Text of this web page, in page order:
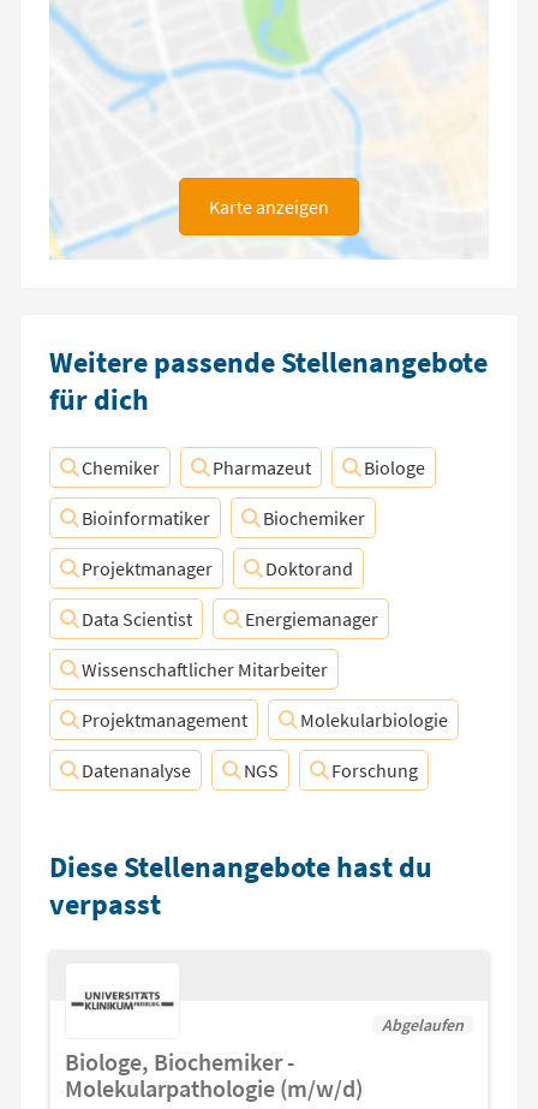
Karte anzeigen
Weitere passende Stellenangebote
für dich
Chemiker Pharmazeut Biologe
Bioinformatiker Biochemiker
Projektmanager Doktorand
Data Scientist Energiemanager
Wissenschaftlicher Mitarbeiter
Projektmanagement Molekularbiologie
Datenanalyse NGS Forschung
Diese Stellenangebote hast du
verpasst
Abgelaufen
Biologe, Biochemiker -
Molekularpathologie (m/w/d)